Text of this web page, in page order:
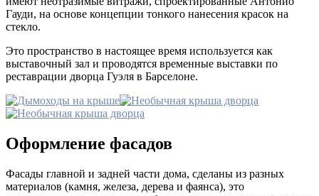
Гауди, на основе концепции тонкого нанесения красок на
стекло.
Это пространство в настоящее время используется как
выставочный зал и проводятся временные выставки по
реставрации дворца Гуэля в Барселоне.
Оформление фасадов
Фасады главной и задней части дома, сделаны из разных
материалов (камня, железа, дерева и фаянса), это